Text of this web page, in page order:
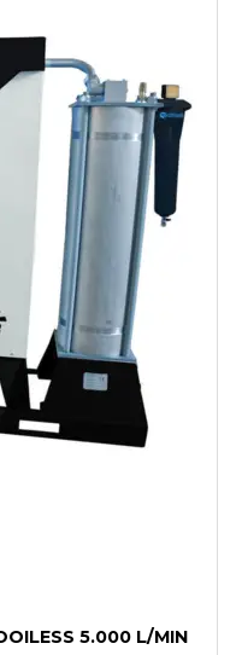
5.000 L/MIN